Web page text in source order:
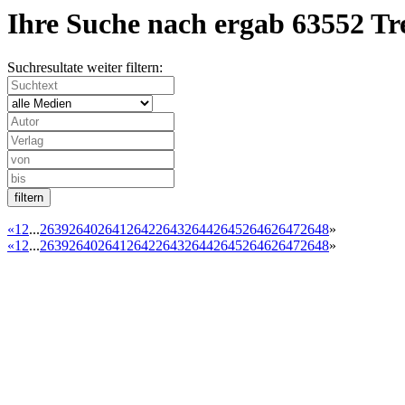
Ihre Suche nach ergab 63552
Suchresultate weiter filtern:
«12...2639264026412642264326442645264626472648»
«12...2639264026412642264326442645264626472648»